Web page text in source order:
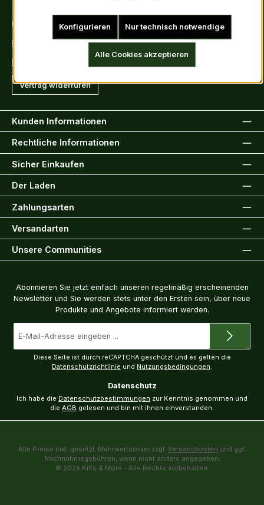
Tel: +49 (0)6222-388030
Fax: +49 (0)6222-388031
E-Mail: info@kiltsandmore.com
Vertrag widerrufen
Kunden Informationen
Rechtliche Informationen
Sicher Einkaufen
Der Laden
Zahlungsarten
Versandarten
Unsere Communities
Abonnieren Sie jetzt einfach unseren regelmäßig erscheinenden
Newsletter und Sie werden stets unter den Ersten sein, über neue
Produkte und Angebote informiert werden.
Mail-
Diese Seite ist durch reCAPTCHA geschützt und es gelten die
Datenschutzrichtlinie und Nutzungsbedingungen.
Datenschutz
Ich habe die Datenschutzbestimmungen zur Kenntnis genommen und
die AGB gelesen und bin mit ihnen einverstanden.
Alle Preise inkl. gesetzl. Mehrwertsteuer zzgl. Versandkosten und ggf.
Nachnahmegebühren, wenn nicht anders angegeben.
© 2026 Kilts & More - Alle Rechte vorbehalten.
Nur technisch notwendige
Konfigurieren
Alle Cookies akzeptieren